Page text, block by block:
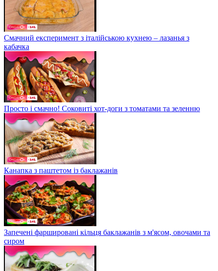
Смачний експеримент з італійською кухнею – лазанья з
кабачка
Просто і смачно! Соковиті хот-доги з томатами та зеленню
Канапка з паштетом із баклажанів
Запечені фаршировані кільця баклажанів з м'ясом, овочами та
сиром